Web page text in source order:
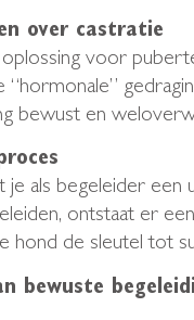
over castratie
voor
bewust en
als begeleider
ontstaat er
hond de sleutel tot
bewuste